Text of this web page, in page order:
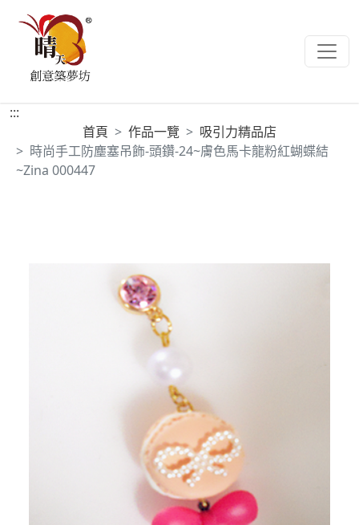
:::
首頁
作品一覽
吸引力精品店
時尚手工防塵塞吊飾-頭鑽-24~膚色馬卡龍粉紅蝴蝶結
~Zina 000447